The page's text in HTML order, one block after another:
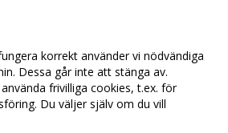
korrekt använder vi nödvändiga
Dessa går inte att stänga av.
frivilliga cookies, t.ex. för
Du väljer själv om du vill